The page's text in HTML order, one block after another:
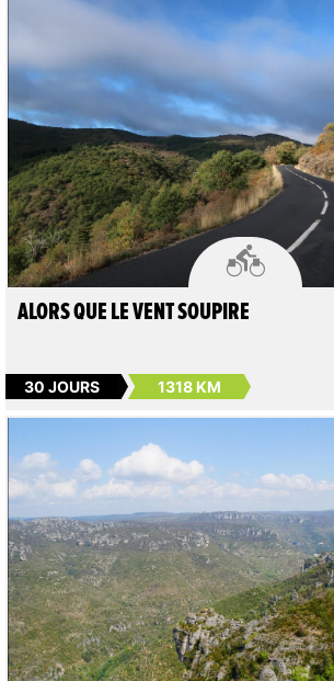

ALORS QUE LE VENT SOUPIRE
30 JOURS 1318 KM